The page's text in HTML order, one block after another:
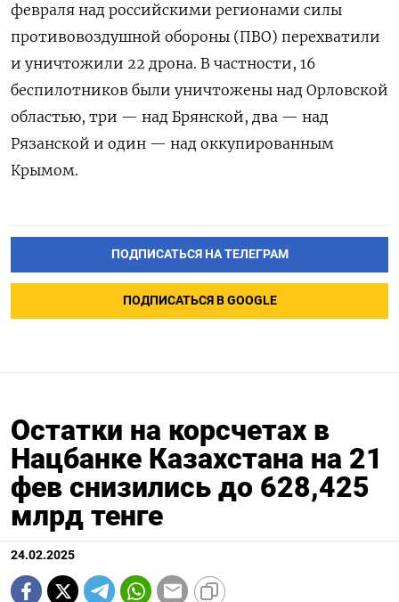
февраля над российскими регионами силы
противовоздушной обороны (ПВО) перехватили
и уничтожили 22 дрона. В частности, 16
беспилотников были уничтожены над Орловской
областью, три — над Брянской, два — над
Рязанской и один — над оккупированным
Крымом.
ПОДПИСАТЬСЯ НА ТЕЛЕГРАМ
ПОДПИСАТЬСЯ В GOOGLE
Остатки на корсчетах в
Нацбанке Казахстана на 21
фев снизились до 628,425
млрд тенге
24.02.2025